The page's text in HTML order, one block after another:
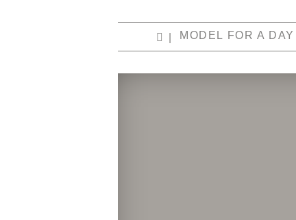
MODEL FOR A DAY